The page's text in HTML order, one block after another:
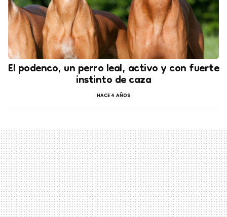
El podenco, un perro leal, activo y con fuerte
instinto de caza
HACE 4 AÑOS